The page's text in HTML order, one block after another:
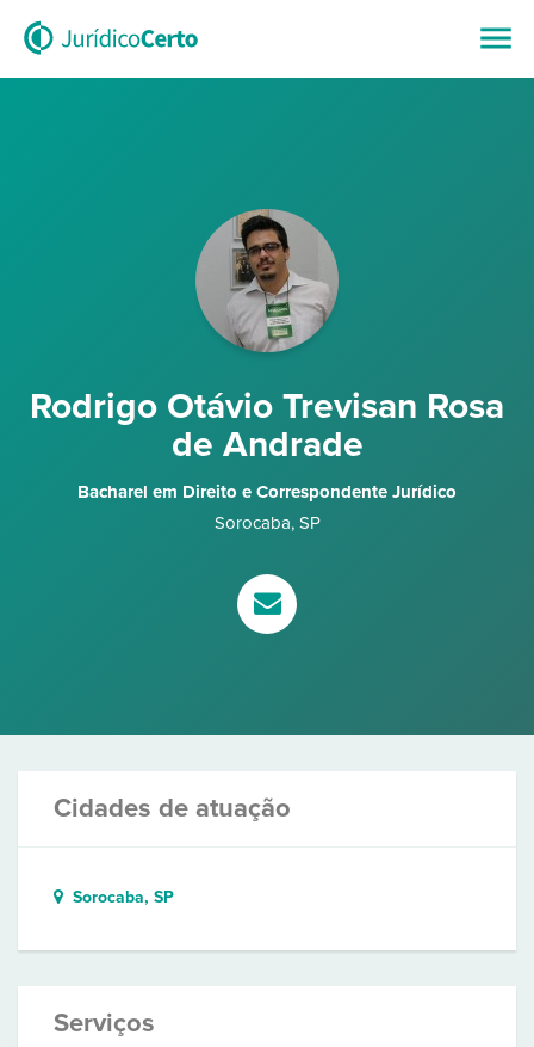
Rodrigo Otávio Trevisan Rosa
de Andrade
Bacharel em Direito e Correspondente Jurídico
Sorocaba, SP
Cidades de atuação
Sorocaba, SP
Serviços